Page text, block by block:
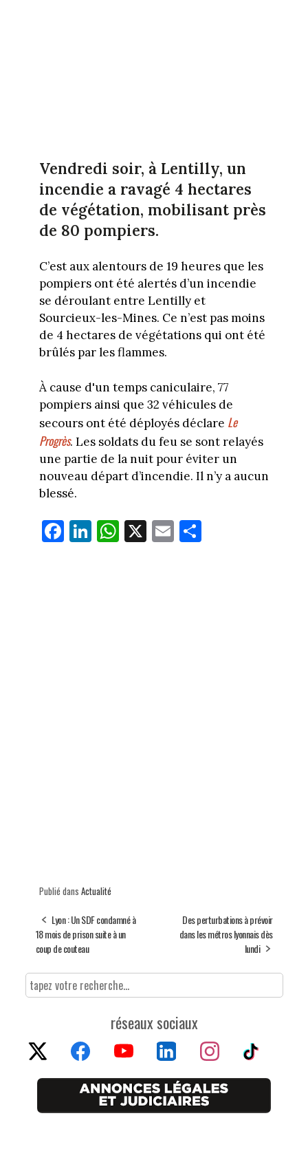
Vendredi soir, à Lentilly, un
incendie a ravagé 4 hectares
de végétation, mobilisant près
de 80 pompiers.
C’est aux alentours de 19 heures que les
pompiers ont été alertés d’un incendie
se déroulant entre Lentilly et
Sourcieux-les-Mines. Ce n’est pas moins
de 4 hectares de végétations qui ont été
brûlés par les flammes.
À cause d'un temps caniculaire, 77
pompiers ainsi que 32 véhicules de
secours ont été déployés déclare Le
Progrès. Les soldats du feu se sont relayés
une partie de la nuit pour éviter un
nouveau départ d’incendie. Il n’y a aucun
blessé.
Fa
ce
Li
nk
W
ha
X E
m
Pa
Publié dans Actualité
Lyon : Un SDF condamné à
18 mois de prison suite à un
coup de couteau
Des perturbations à prévoir
dans les métros lyonnais dès
lundi
réseaux sociaux